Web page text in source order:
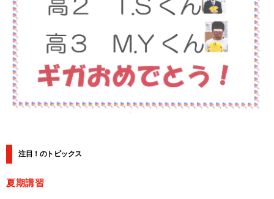
注目！のトピックス
夏期講習